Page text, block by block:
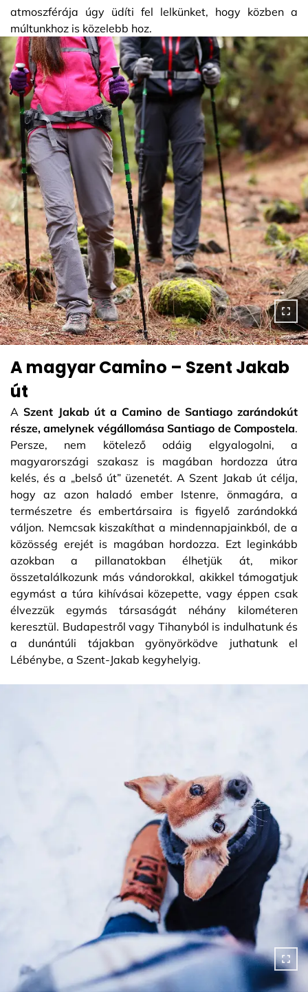
atmoszférája úgy üdíti fel lelkünket, hogy közben a
múltunkhoz is közelebb hoz.
A magyar Camino – Szent Jakab
út
ASzent Jakab út a Camino de Santiago zarándokút
része, amelynek végállomása Santiago de Compostela.
Persze, nem kötelező odáig elgyalogolni, a
magyarországi szakasz is magában hordozza útra
kelés, és a „belső út” üzenetét. A Szent Jakab út célja,
hogy az azon haladó ember Istenre, önmagára, a
természetre és embertársaira is figyelő zarándokká
váljon. Nemcsak kiszakíthat a mindennapjainkból, de a
közösség erejét is magában hordozza. Ezt leginkább
azokban a pillanatokban élhetjük át, mikor
összetalálkozunk más vándorokkal, akikkel támogatjuk
egymást a túra kihívásai közepette, vagy éppen csak
élvezzük egymás társaságát néhány kilométeren
keresztül. Budapestről vagy Tihanyból is indulhatunk és
a dunántúli tájakban gyönyörködve juthatunk el
Lébénybe, a Szent-Jakab kegyhelyig.